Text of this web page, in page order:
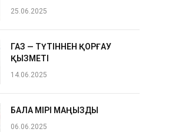
25.06.2025
ГАЗ — ТҮТІННЕН ҚОРҒАУ
ҚЫЗМЕТІ
14.06.2025
БАЛА ӨМІРІ МАҢЫЗДЫ
06.06.2025